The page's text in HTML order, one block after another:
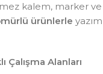
kalem, marker ve
ürünlerle yazım
Çalışma Alanları